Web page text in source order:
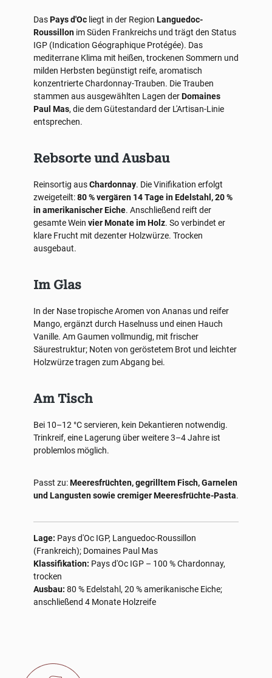
DasPays d'Oc liegt in der Region Languedoc-
Roussillon im Süden Frankreichs und trägt den Status
IGP (Indication Géographique Protégée). Das
mediterrane Klima mit heißen, trockenen Sommern und
milden Herbsten begünstigt reife, aromatisch
konzentrierte Chardonnay-Trauben. Die Trauben
stammen aus ausgewählten Lagen derDomaines
Paul Mas, die dem Gütestandard der L'Artisan-Linie
entsprechen.
Rebsorte und Ausbau
Reinsortig ausChardonnay. Die Vinifikation erfolgt
zweigeteilt:80 % vergären 14 Tage in Edelstahl, 20 %
in amerikanischer Eiche. Anschließend reift der
gesamte Wein vier Monate im Holz. So verbindet er
klare Frucht mit dezenter Holzwürze. Trocken
ausgebaut.
Im Glas
In der Nase tropische Aromen von Ananas und reifer
Mango, ergänzt durch Haselnuss und einen Hauch
Vanille. Am Gaumen vollmundig, mit frischer
Säurestruktur; Noten von geröstetem Brot und leichter
Holzwürze tragen zum Abgang bei.
Am Tisch
Bei 10–12 °C servieren, kein Dekantieren notwendig.
Trinkreif, eine Lagerung über weitere 3–4 Jahre ist
problemlos möglich.
Passt zu:Meeresfrüchten, gegrilltem Fisch, Garnelen
und Langusten sowie cremiger Meeresfrüchte-Pasta.
Lage: Pays d'Oc IGP, Languedoc-Roussillon
(Frankreich); Domaines Paul Mas
Klassifikation: Pays d'Oc IGP – 100 % Chardonnay,
trocken
Ausbau: 80 % Edelstahl, 20 % amerikanische Eiche;
anschließend 4 Monate Holzreife